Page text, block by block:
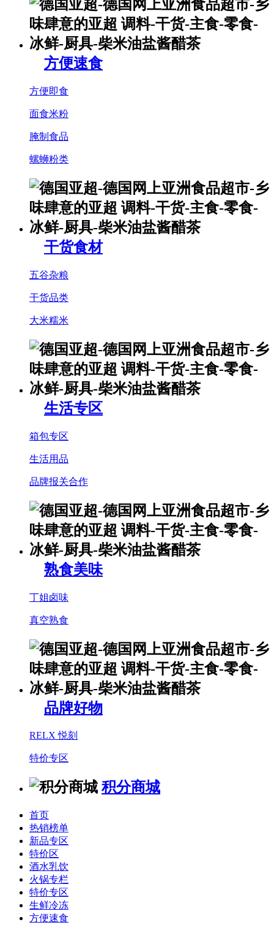
方便速食
方便即食
面食米粉
腌制食品
螺蛳粉类
干货食材
五谷杂粮
干货品类
大米糯米
生活专区
箱包专区
生活用品
品牌报关合作
熟食美味
丁姐卤味
真空熟食
品牌好物
RELX 悦刻
特价专区
积分商城
首页
热销榜单
新品专区
特价区
酒水乳饮
火锅专栏
特价专区
生鲜冷冻
方便速食